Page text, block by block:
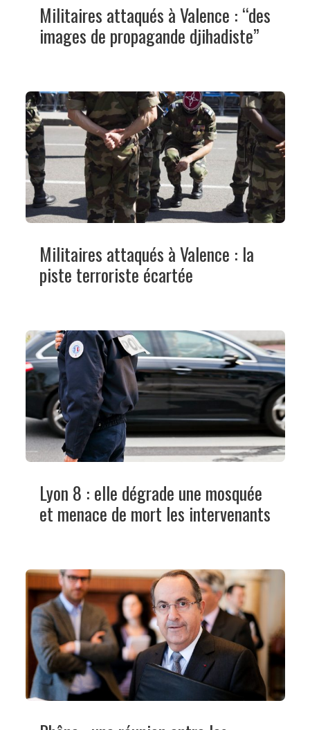
Militaires attaqués à Valence : “des
images de propagande djihadiste”
Militaires attaqués à Valence : la
piste terroriste écartée
Lyon 8 : elle dégrade une mosquée
et menace de mort les intervenants